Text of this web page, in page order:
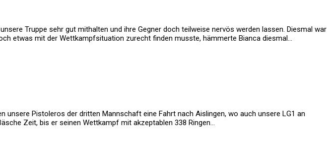
Truppe sehr gut mithalten und ihre Gegner doch teilweise nervös werden lassen. Diesmal war
etwas mit der Wettkampfsituation zurecht finden musste, hämmerte Bianca diesmal…
Pistoleros der dritten Mannschaft eine Fahrt nach Aislingen, wo auch unsere LG1 an
Zeit, bis er seinen Wettkampf mit akzeptablen 338 Ringen…